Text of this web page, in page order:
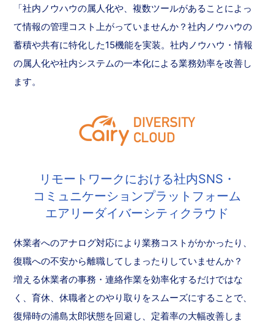
「社内ノウハウの属人化や、複数ツールがあることによっ
て情報の管理コスト上がっていませんか？社内ノウハウの
蓄積や共有に特化した15機能を実装。社内ノウハウ・情報
の属人化や社内システムの一本化による業務効率を改善し
ます。
リモートワークにおける社内SNS・
コミュニケーションプラットフォーム
エアリーダイバーシティクラウド
休業者へのアナログ対応により業務コストがかかったり、
復職への不安から離職してしまったりしていませんか？
増える休業者の事務・連絡作業を効率化するだけではな
く、育休、休職者とのやり取りをスムーズにすることで、
復帰時の浦島太郎状態を回避し、定着率の大幅改善しま